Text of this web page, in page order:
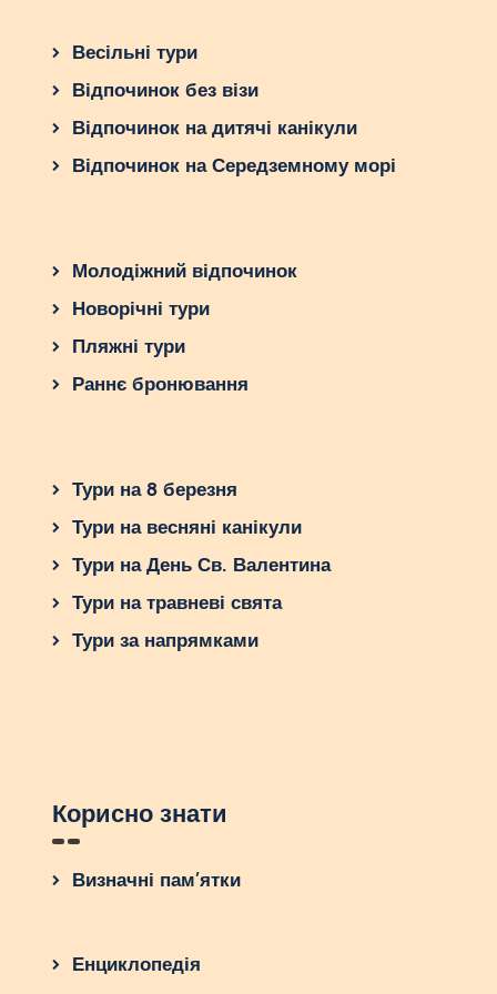
Весільні тури
Відпочинок без візи
Відпочинок на дитячі канікули
Відпочинок на Середземному морі
Молодіжний відпочинок
Новорічні тури
Пляжні тури
Раннє бронювання
Тури на 8 березня
Тури на весняні канікули
Тури на День Св. Валентина
Тури на травневі свята
Тури за напрямками
Корисно знати
Визначні пам’ятки
Енциклопедія